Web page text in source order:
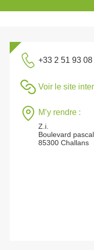
+33 2 51 93 08
Voir le site
M’y rendre :
Z.i.
Boulevard pascal
85300 Challans